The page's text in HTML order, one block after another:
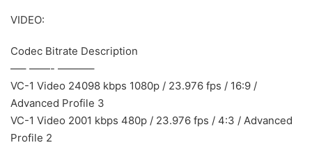
VIDEO:
Codec Bitrate Description
—– ——- ———–
VC-1 Video 24098 kbps 1080p / 23.976 fps / 16:9 /
Advanced Profile 3
VC-1 Video 2001 kbps 480p / 23.976 fps / 4:3 / Advanced
Profile 2